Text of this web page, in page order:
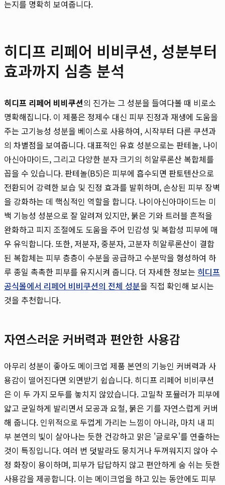
는지를 명확히 보여줍니다.
히디프 리페어 비비쿠션, 성분부터
효과까지 심층 분석
히디프 리페어 비비쿠션의 진가는 그 성분을 들여다볼 때 비로소
명확해집니다. 이 제품은 정제수 대신 피부 진정과 재생에 도움을
주는 고기능성 성분을 베이스로 사용하여, 시작부터 다른 쿠션과
의 차별점을 보여줍니다. 대표적인 유효 성분으로는 판테놀, 나이
아신아마이드, 그리고 다양한 분자 크기의 히알루론산 복합체를
꼽을 수 있습니다. 판테놀(B5)은 피부에 흡수되면 판토텐산으로
전환되어 강력한 보습 및 진정 효과를 발휘하며, 손상된 피부 장벽
을 강화하는 데 핵심적인 역할을 합니다. 나이아신아마이드는 미
백 기능성 성분으로 잘 알려져 있지만, 붉은 기와 트러블 흔적을
완화하고 피지 조절에도 도움을 주어 민감성 및 복합성 피부에 매
우 유익합니다. 또한, 저분자, 중분자, 고분자 히알루론산이 결합
된 복합체는 피부 층층이 수분을 공급하고 수분막을 형성하여 하
루 종일 촉촉한 피부를 유지시켜 줍니다. 더 자세한 정보는 히디프
공식몰에서 리페어 비비쿠션의 전체 성분을 직접 확인해 보시는
것을 추천합니다.
자연스러운 커버력과 편안한 사용감
아무리 성분이 좋아도 메이크업 제품 본연의 기능인 커버력과 사
용감이 떨어진다면 외면받기 쉽습니다. 히디프 리페어 비비쿠션
은 이 두 가지 모두를 놓치지 않았습니다. 고밀착 포뮬러가 피부에
얇고 균일하게 발리면서 모공과 요철, 붉은 기를 자연스럽게 커버
해 줍니다. 인위적으로 두껍게 가리는 느낌이 아니라, 마치 내 피
부 본연의 빛이 살아나는 듯한 건강하고 맑은 '글로우'를 연출하는
것이 특징입니다. 여러 번 덧발라도 뭉치거나 두꺼워지지 않아 수
정 화장이 용이하며, 피부가 답답하지 않고 편안하게 숨 쉬는 듯한
사용감을 제공합니다. 이는 메이크업을 하고 있는 동안에도 피부